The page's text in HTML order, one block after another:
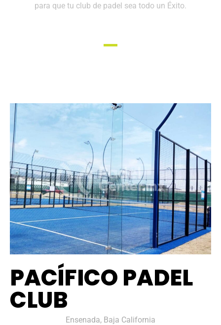
para que tu club de padel sea todo un Éxito.
PACÍFICO PADEL
CLUB
Ensenada, Baja California